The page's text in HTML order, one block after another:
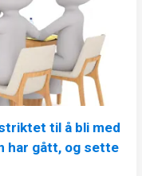
til å bli med
har gått, og sette